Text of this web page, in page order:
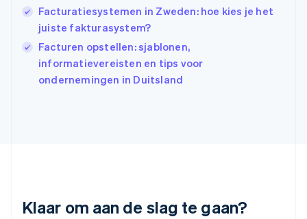
Facturatiesystemen in Zweden: hoe kies je het
juiste fakturasystem?
Facturen opstellen: sjablonen,
informatievereisten en tips voor
ondernemingen in Duitsland
Klaar om aan de slag te gaan?
English
Italië
Italiano
日本語 English
Kroatië
FrançaisDeutschEnglish